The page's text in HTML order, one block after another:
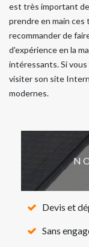
est très important
prendre en main ces
recommander de
d'expérience en la
intéressants. Si
visiter son site
modernes.
Devis et
Sans